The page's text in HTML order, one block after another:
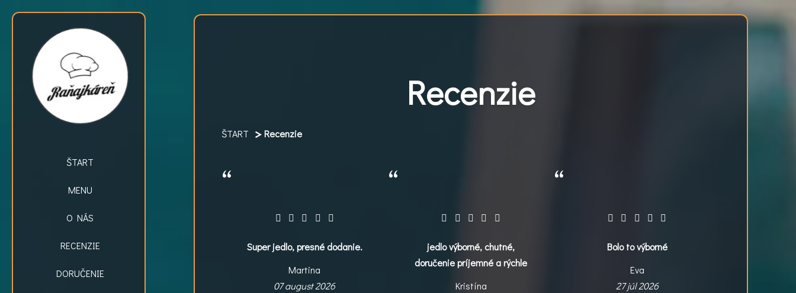
ŠTART
MENU
O NÁS
RECENZIE
DORUČENIE
Recenzie
ŠTART Recenzie
Super jedlo, presné dodanie.
Martina
07 august 2026
jedlo výborné, chutné,
doručenie príjemné a rýchle
Kristína
Bolo to výborné
Eva
27 júl 2026